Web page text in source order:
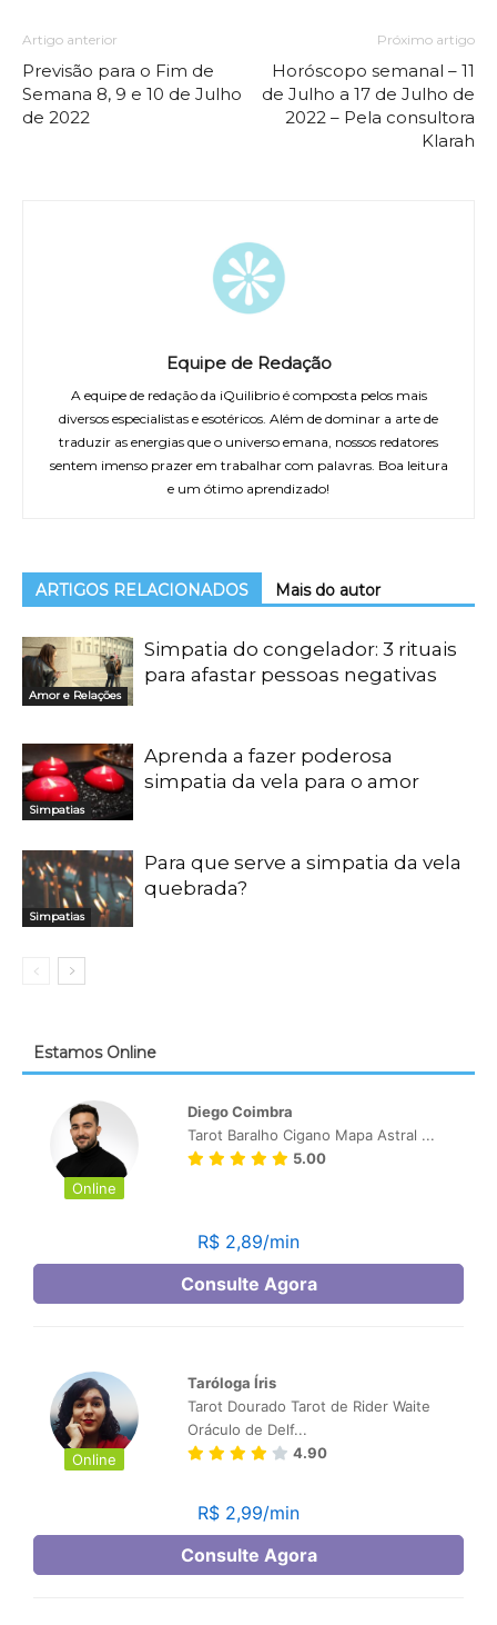
Artigo anterior
Previsão para o Fim de
Semana 8, 9 e 10 de Julho
de 2022
Próximo artigo
Horóscopo semanal – 11
de Julho a 17 de Julho de
2022 – Pela consultora
Klarah
Equipe de Redação
A equipe de redação da iQuilibrio é composta pelos mais
diversos especialistas e esotéricos. Além de dominar a arte de
traduzir as energias que o universo emana, nossos redatores
sentem imenso prazer em trabalhar com palavras. Boa leitura
e um ótimo aprendizado!
ARTIGOS RELACIONADOS Mais do autor
Amor e Relações
Simpatia do congelador: 3 rituais
para afastar pessoas negativas
Simpatias
Aprenda a fazer poderosa
simpatia da vela para o amor
Simpatias
Para que serve a simpatia da vela
quebrada?
Estamos Online